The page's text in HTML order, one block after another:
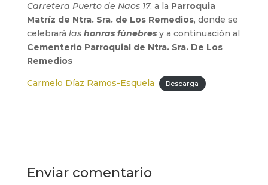
Carretera Puerto de Naos 17, a la Parroquia
Matríz de Ntra. Sra. de Los Remedios, donde se
celebrará las honras fúnebresy a continuación al
Cementerio Parroquial de Ntra. Sra. De Los
Remedios
Carmelo Díaz Ramos-Esquela Descarga
Enviar comentario